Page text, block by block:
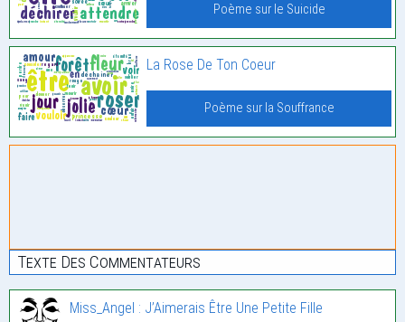
Poème sur le Suicide
La Rose De Ton Coeur
Poème sur la Souffrance
Texte Des Commentateurs
Miss_Angel : J’Aimerais Être Une Petite Fille